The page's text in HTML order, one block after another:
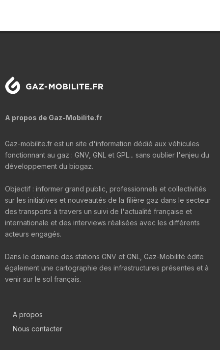
A propos de Gaz-Mobilite.fr
Gaz-mobilite.fr est un site d'information dédié aux véhicules
fonctionnant au gaz : GNV, GNL et GPL... sans oublier l'enjeu du
développement du biogaz.
Objectif : informer grand public, professionnels et collectivités
sur les initiatives et nouveautés de la filière gaz dans le secteur
des transports à travers un suivi de l'actualité française et
internationale et des interviews réalisées avec les différents
acteurs engagés.
Dans le domaine des stations GNV et GNL, Gaz-Mobilité édite
également une cartographie des infrastructures présentes et à
venir sur le sol français.
A propos
Nous contacter